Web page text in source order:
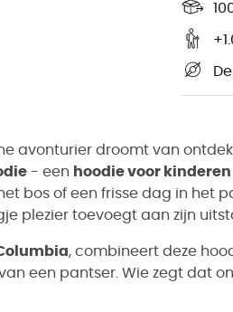
avonturier droomt van
- een hoodie voor kinderen
bos of een frisse dag in het
plezier toevoegt aan zijn
, combineert deze
een pantser. Wie zegt dat